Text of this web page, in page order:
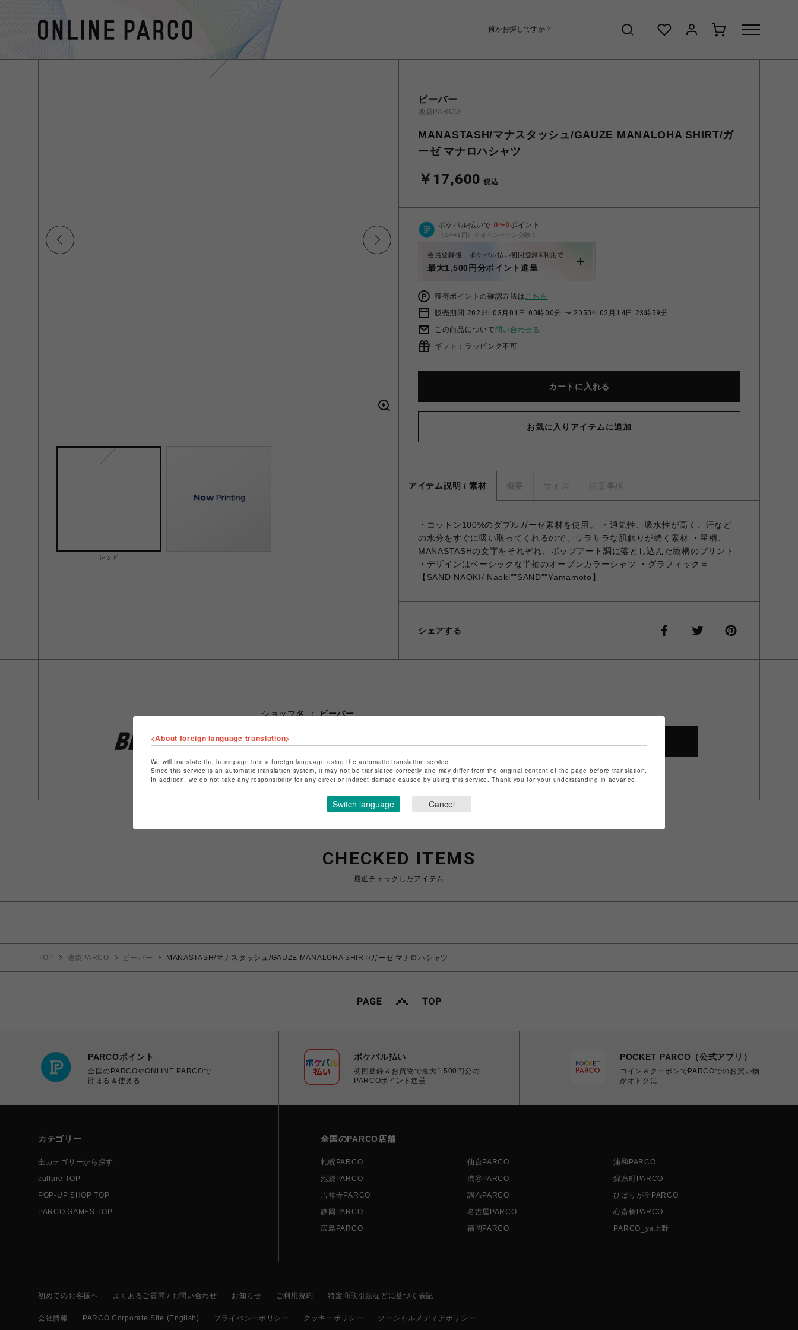
レッド
ビーバー
池袋PARCO
MANASTASH/マナスタッシュ/GAUZE MANALOHA SHIRT/ガ
ーゼ マナロハシャツ
￥17,600 税込
ポケパル払いで 0〜0ポイント
（1P=1円）※キャンペーン分除く
会員登録後、ポケパル払い初回登録&利用で
最大1,500円分ポイント進呈
獲得ポイントの確認方法はこちら
販売期間 2026年03月01日 00時00分 〜 2050年02月14日 23時59分
この商品について 問い合わせる
ギフト：ラッピング不可
カートに入れる
お気に入りアイテムに追加
アイテム説明 / 素材 概要 サイズ 注意事項
・コットン100%のダブルガーゼ素材を使用。 ・通気性、吸水性が高く、汗など
の水分をすぐに吸い取ってくれるので、サラサラな肌触りが続く素材 ・星柄、
MANASTASHの文字をそれぞれ、ポップアート調に落とし込んだ総柄のプリント
・デザインはベーシックな半袖のオープンカラーシャツ ・グラフィック＝
【SAND NAOKI/ Naoki""SAND""Yamamoto】
シェアする
ショップ名
ビーバー
ショップお問い合わせはこちら
CHECKED ITEMS
最近チェックしたアイテム
TOP 池袋PARCO ビーバー MANASTASH/マナスタッシュ/GAUZE MANALOHA SHIRT/ガーゼ マナロハシャツ
PARCOポイント
全国のPARCOやONLINE PARCOで
貯まる＆使える
ポケパル払い
初回登録＆お買物で最大1,500円分の
PARCOポイント進呈
POCKET PARCO（公式アプリ）
コイン＆クーポンでPARCOでのお買い物
がオトクに
カテゴリー
全カテゴリーから探す
culture TOP
POP-UP SHOP TOP
PARCO GAMES TOP
全国のPARCO店舗
札幌PARCO 仙台PARCO
浦和PARCO
池袋PARCO
渋谷PARCO
錦糸町PARCO
吉祥寺PARCO
調布PARCO
ひばりが丘PARCO
静岡PARCO
名古屋PARCO
心斎橋PARCO
広島PARCO
福岡PARCO PARCO_ya上野
初めてのお客様へ よくあるご質問 / お問い合わせ お知らせ ご利用規約 特定商取引法などに基づく表記
会社情報 PARCO Corporate Site (English) プライバシーポリシー クッキーポリシー ソーシャルメディアポリシー
<About foreign language translation>
We will translate the homepage into a foreign language using the automatic translation service.
Since this service is an automatic translation system, it may not be translated correctly and may differ from the original content of the page before translation.
In addition, we do not take any responsibility for any direct or indirect damage caused by using this service. Thank you for your understanding in advance.
Switch language Cancel